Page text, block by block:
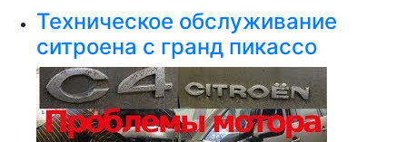
Техническое обслуживание
ситроена с гранд пикассо